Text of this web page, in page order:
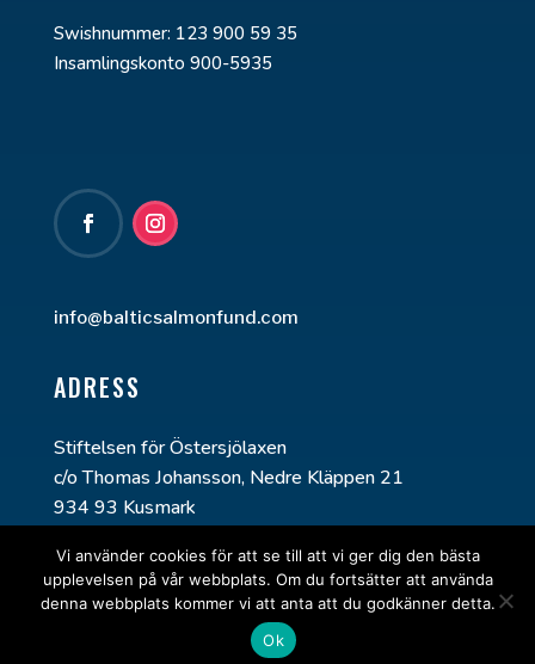
Swishnummer: 123 900 59 35
Insamlingskonto 900-5935
info@balticsalmonfund.com
ADRESS
Stiftelsen för Östersjölaxen
c/o Thomas Johansson, Nedre Kläppen 21
934 93 Kusmark
Design: Winterkvist.com
Vi använder cookies för att se till att vi ger dig den bästa
upplevelsen på vår webbplats. Om du fortsätter att använda
denna webbplats kommer vi att anta att du godkänner detta.
Ok